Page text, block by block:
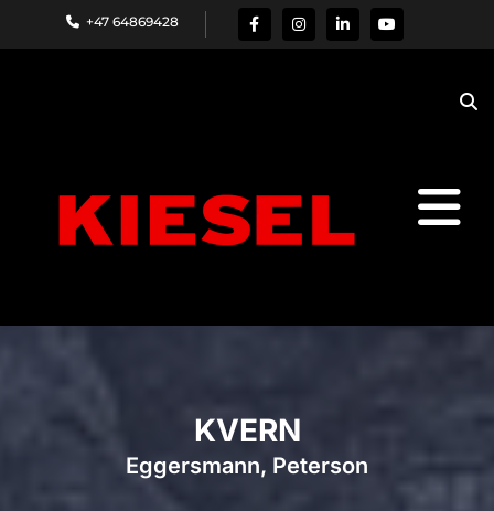
+47 64869428
KVERN
Eggersmann, Peterson